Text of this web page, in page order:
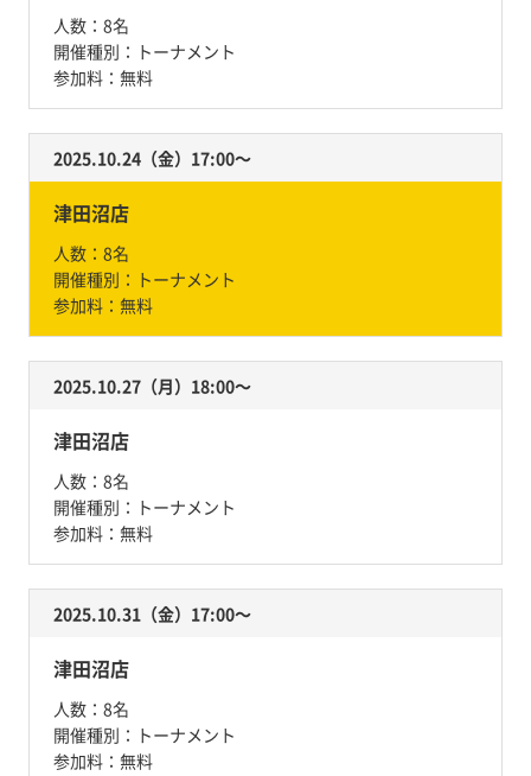
人数： 8名
開催種別： トーナメント
参加料： 無料
2025.10.24（金）17:00〜
津田沼店
人数： 8名
開催種別： トーナメント
参加料： 無料
2025.10.27（月）18:00〜
津田沼店
人数： 8名
開催種別： トーナメント
参加料： 無料
2025.10.31（金）17:00〜
津田沼店
人数： 8名
開催種別： トーナメント
参加料： 無料